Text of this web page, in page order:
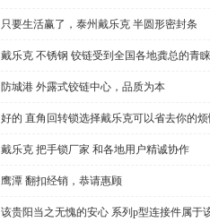
只要生活赢了，泰州戴乐克 半圆形密封条
戴乐克 不锈钢 铰链受到全国各地龚总的青睐
防城港 外露式铰链中心，品质为本
好的 直角回转锁选择戴乐克可以省去你的
戴乐克 把手锁厂家 和各地用户精诚协作
鹰潭 翻扣经销，恭请惠顾
该贵阳当之无愧的安心 系列p型连接件属于